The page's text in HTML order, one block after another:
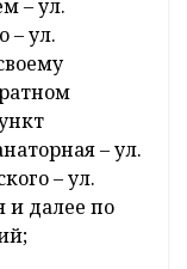
– ул.
– ул.
– ул.
– ул.
и далее по